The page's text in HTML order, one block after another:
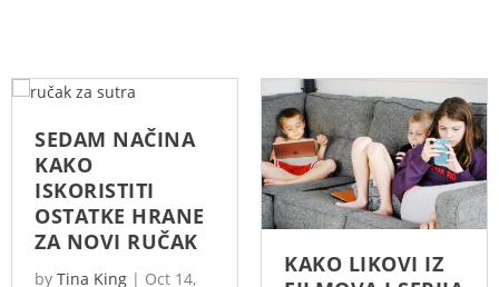
SEDAM NAČINA
KAKO
ISKORISTITI
OSTATKE HRANE
ZA NOVI RUČAK
by Tina King | Oct 14,
KAKO LIKOVI IZ